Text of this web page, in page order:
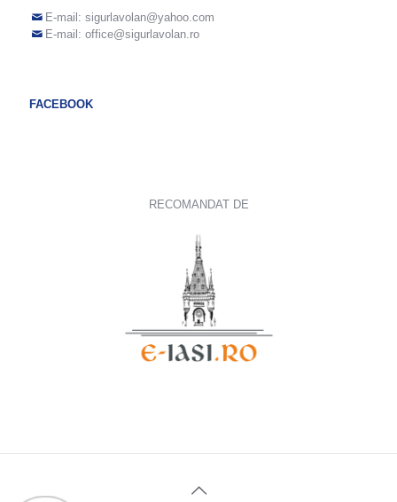
E-mail:sigurlavolan@yahoo.com
E-mail:office@sigurlavolan.ro
FACEBOOK
RECOMANDAT DE